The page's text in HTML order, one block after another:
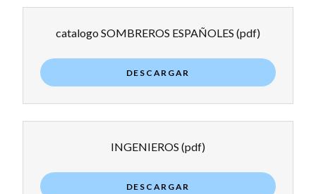
catalogo SOMBREROS ESPAÑOLES (pdf)
DESCARGAR
INGENIEROS (pdf)
DESCARGAR